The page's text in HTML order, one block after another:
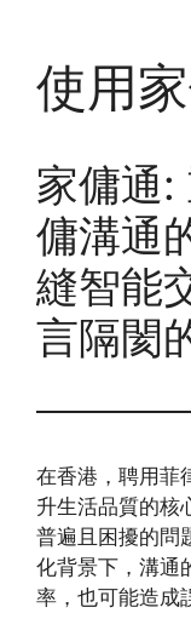
使用
家傭通:
傭溝通
縫智能
言隔閡
在香港，聘用菲
升生活品質的核
普遍且困擾的問
化背景下，溝通
率，也可能造成